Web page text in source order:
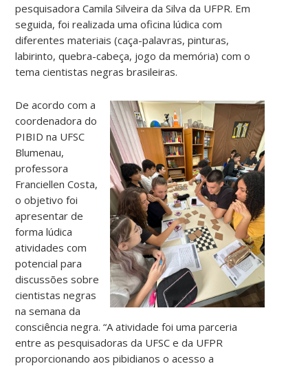
pesquisadora Camila Silveira da Silva da UFPR. Em
seguida, foi realizada uma oficina lúdica com
diferentes materiais (caça-palavras, pinturas,
labirinto, quebra-cabeça, jogo da memória) com o
tema cientistas negras brasileiras.
De acordo com a
coordenadora do
PIBID na UFSC
Blumenau,
professora
Franciellen Costa,
o objetivo foi
apresentar de
forma lúdica
atividades com
potencial para
discussões sobre
cientistas negras
na semana da
consciência negra. “A atividade foi uma parceria
entre as pesquisadoras da UFSC e da UFPR
proporcionando aos pibidianos o acesso a